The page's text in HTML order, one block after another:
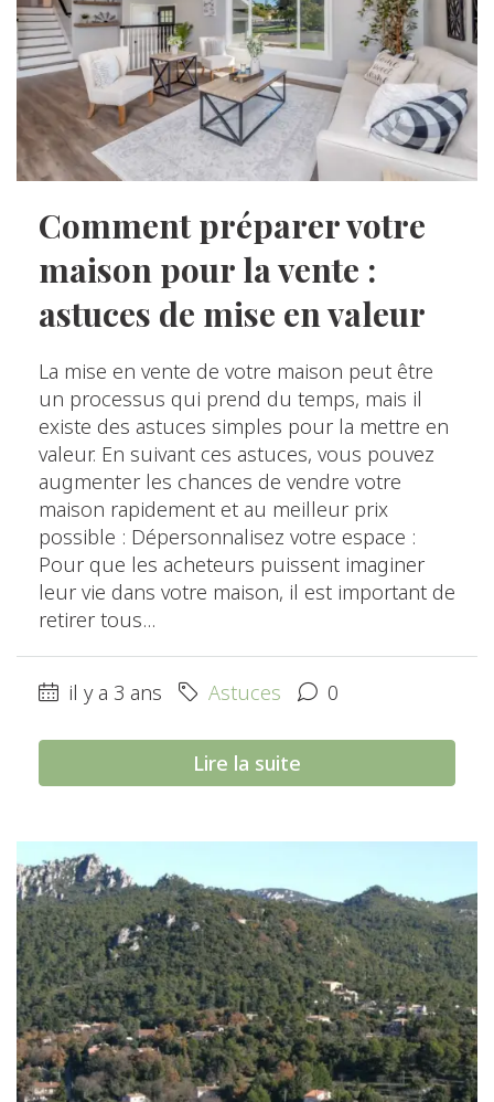
Comment préparer votre
maison pour la vente :
astuces de mise en valeur
La mise en vente de votre maison peut être
un processus qui prend du temps, mais il
existe des astuces simples pour la mettre en
valeur. En suivant ces astuces, vous pouvez
augmenter les chances de vendre votre
maison rapidement et au meilleur prix
possible : Dépersonnalisez votre espace :
Pour que les acheteurs puissent imaginer
leur vie dans votre maison, il est important de
retirer tous...
il y a 3 ans Astuces 0
Lire la suite